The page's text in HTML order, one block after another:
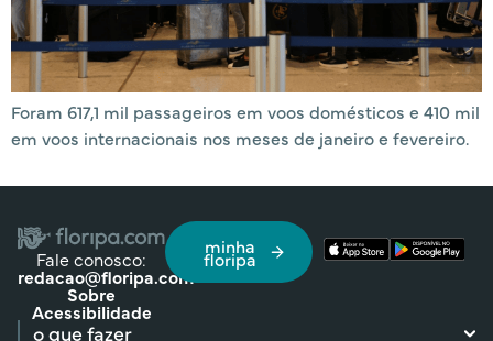
Foram 617,1 mil passageiros em voos domésticos e 410 mil
em voos internacionais nos meses de janeiro e fevereiro.
Fale conosco:
redacao@floripa.com
Sobre
Acessibilidade
minha
floripa
o que fazer